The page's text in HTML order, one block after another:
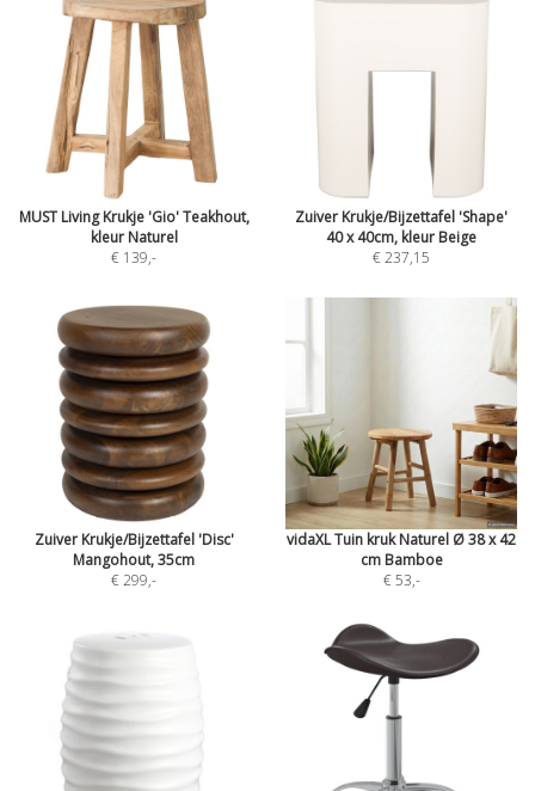
MUST Living Krukje 'Gio' Teakhout,
kleur Naturel
€ 139,-
Zuiver Krukje/Bijzettafel 'Shape'
40 x 40cm, kleur Beige
€ 237,15
Zuiver Krukje/Bijzettafel 'Disc'
Mangohout, 35cm
€ 299,-
vidaXL Tuin kruk Naturel Ø 38 x 42
cm Bamboe
€ 53,-